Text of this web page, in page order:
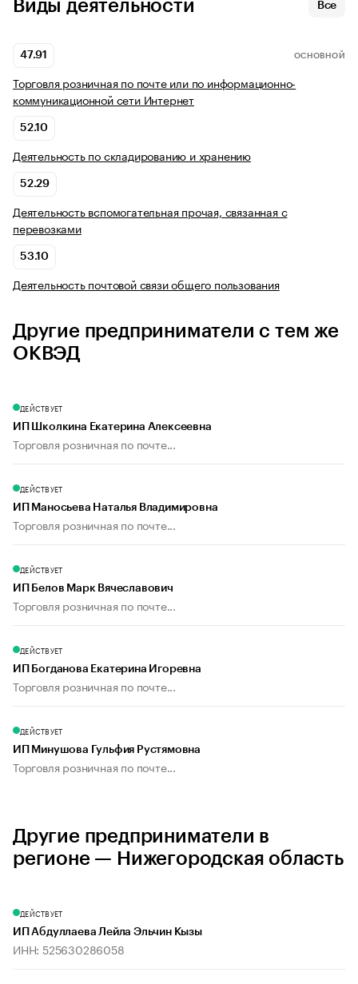
Виды деятельности Все
47.91 ОСНОВНОЙ
Торговля розничная по почте или по информационно-
коммуникационной сети Интернет
52.10
Деятельность по складированию и хранению
52.29
Деятельность вспомогательная прочая, связанная с
перевозками
53.10
Деятельность почтовой связи общего пользования
Другие предприниматели с тем же
ОКВЭД
ДЕЙСТВУЕТ
ИП Школкина Екатерина Алексеевна
Торговля розничная по почте...
ДЕЙСТВУЕТ
ИП Маносьева Наталья Владимировна
Торговля розничная по почте...
ДЕЙСТВУЕТ
ИП Белов Марк Вячеславович
Торговля розничная по почте...
ДЕЙСТВУЕТ
ИП Богданова Екатерина Игоревна
Торговля розничная по почте...
ДЕЙСТВУЕТ
ИП Минушова Гульфия Рустямовна
Торговля розничная по почте...
Другие предприниматели в
регионе — Нижегородская область
ДЕЙСТВУЕТ
ИП Абдуллаева Лейла Эльчин Кызы
ИНН: 525630286058